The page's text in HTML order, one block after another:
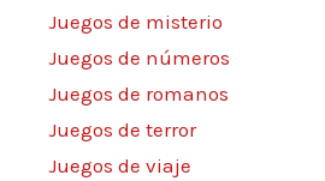
Juegos de misterio
Juegos de números
Juegos de romanos
Juegos de terror
Juegos de viaje